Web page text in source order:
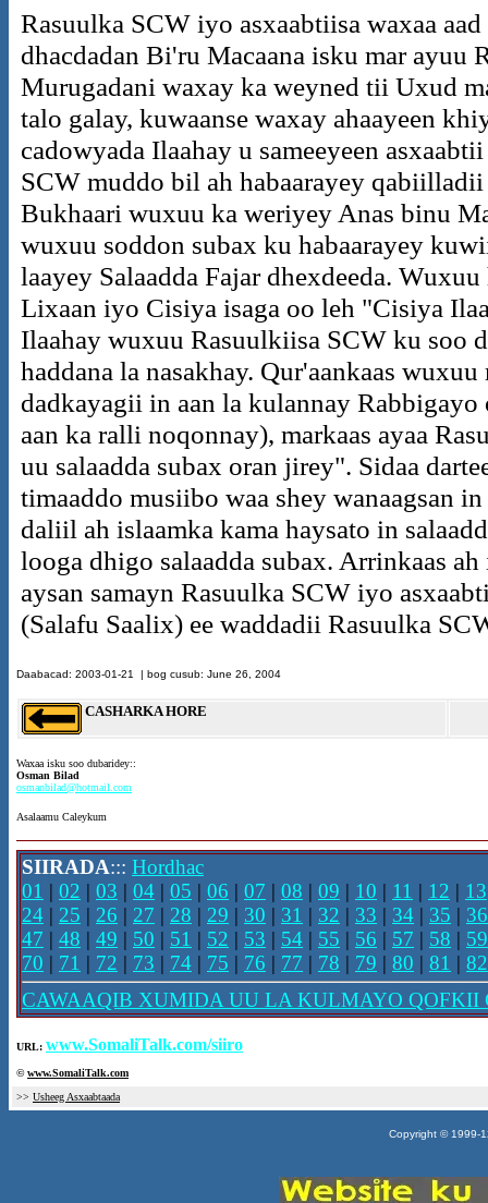
Rasuulka SCW iyo asxaabtiisa waxaa
dhacdadan Bi'ru Macaana isku mar ayuu
Murugadani waxay ka weyned tii Uxud
talo galay, kuwaanse waxay ahaayeen
cadowyada Ilaahay u sameeyeen
SCW muddo bil ah habaarayey
Bukhaari wuxuu ka weriyey Anas binu
wuxuu soddon subax ku habaarayey
laayey Salaadda Fajar dhexdeeda.
Lixaan iyo Cisiya isaga oo leh "Cisiya
Ilaahay wuxuu Rasuulkiisa SCW ku soo
haddana la nasakhay. Qur'aankaas
dadkayagii in aan la kulannay
aan ka ralli noqonnay), markaas ayaa
uu salaadda subax oran jirey". Sidaa
timaaddo musiibo waa shey wanaagsan
daliil ah islaamka kama haysato in
looga dhigo salaadda subax. Arrinkaas
aysan samayn Rasuulka SCW iyo
(Salafu Saalix) ee waddadii Rasuulka
Daabacad: 2003-01-21 | bog cusub: June 26, 2004
CASHARKA HORE
Waxaa isku soo dubaridey::
Osman Bilad
osmanbilad@hotmail.com
Asalaamu Caleykum
SIIRADA::: Hordhac
01 | 02 | 03 | 04 | 05 | 06 | 07 | 08 | 09 | 10 | 11 | 12 | 13
24 | 25 | 26 | 27 | 28 | 29 | 30 | 31 | 32 | 33 | 34 | 35 | 36
47 | 48 | 49 | 50 | 51 | 52 | 53 | 54 | 55 | 56 | 57 | 58 | 59
70 | 71 | 72 | 73 | 74 | 75 | 76 | 77 | 78 | 79 | 80 | 81 | 82
CAWAAQIB XUMIDA UU LA KULMAYO QOFKII
URL: www.SomaliTalk.com/siiro
©www.SomaliTalk.com
>> Usheeg Asxaabtaada
Copyright © 1999-